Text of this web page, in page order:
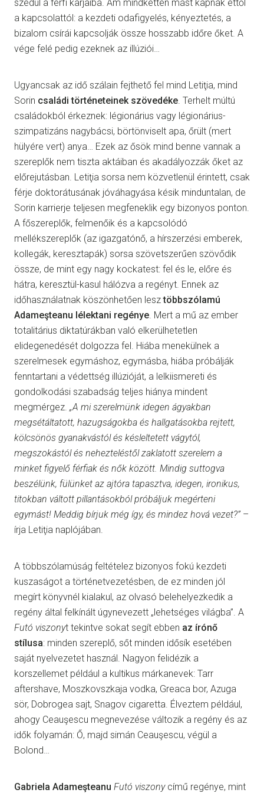
szédül a férfi karjaiba. Ám mindketten mást kapnak ettől
a kapcsolattól: a kezdeti odafigyelés, kényeztetés, a
bizalom csírái kapcsolják össze hosszabb időre őket. A
vége felé pedig ezeknek az illúziói…
Ugyancsak az idő szálain fejthető fel mind Letiţia, mind
Sorin családi történeteinek szövedéke . Terhelt múltú
családokból érkeznek: légionárius vagy légionárius-
szimpatizáns nagybácsi, börtönviselt apa, őrült (mert
hülyére vert) anya… Ezek az ősök mind benne vannak a
szereplők nem tiszta aktáiban és akadályozzák őket az
előrejutásban. Letiţia sorsa nem közvetlenül érintett, csak
férje doktorátusának jóváhagyása késik minduntalan, de
Sorin karrierje teljesen megfeneklik egy bizonyos ponton.
A főszereplők, felmenőik és a kapcsolódó
mellékszereplők (az igazgatónő, a hírszerzési emberek,
kollegák, keresztapák) sorsa szövetszerűen szövődik
össze, de mint egy nagy kockatest: fel és le, előre és
hátra, keresztül-kasul hálózva a regényt. Ennek az
időhasználatnak köszönhetően lesztöbbszólamú
Adameşteanu lélektani regénye . Mert a mű az ember
totalitárius diktatúrákban való elkerülhetetlen
elidegenedését dolgozza fel. Hiába menekülnek a
szerelmesek egymáshoz, egymásba, hiába próbálják
fenntartani a védettség illúzióját, a lelkiismereti és
gondolkodási szabadság teljes hiánya mindent
megmérgez. „A mi szerelmünk idegen ágyakban
megsétáltatott, hazugságokba és hallgatásokba rejtett,
kölcsönös gyanakvástól és késleltetett vágytól,
megszokástól és nehezteléstől zaklatott szerelem a
minket figyelő férfiak és nők között. Mindig suttogva
beszélünk, fülünket az ajtóra tapasztva, idegen, ironikus,
titokban váltott pillantásokból próbáljuk megérteni
egymást! Meddig bírjuk még így, és mindez hová vezet?”–
írja Letiţia naplójában.
A többszólamúság feltételez bizonyos fokú kezdeti
kuszaságot a történetvezetésben, de ez minden jól
megírt könyvnél kialakul, az olvasó belehelyezkedik a
regény által felkínált úgynevezett „lehetséges világba”. A
Futó viszonyt tekintve sokat segít ebben az írónő
stílusa: minden szereplő, sőt minden idősík esetében
saját nyelvezetet használ. Nagyon felidézik a
korszellemet például a kultikus márkanevek: Tarr
aftershave, Moszkovszkaja vodka, Greaca bor, Azuga
sör, Dobrogea sajt, Snagov cigaretta. Élveztem például,
ahogy Ceauşescu megnevezése változik a regény és az
idők folyamán: Ő, majd simán Ceauşescu, végül a
Bolond…
Gabriela Adameşteanu Futó viszonycímű regénye, mint